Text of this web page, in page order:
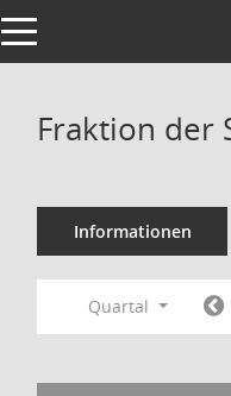
Toggle navigation
Fraktion der
Informationen
Quartal